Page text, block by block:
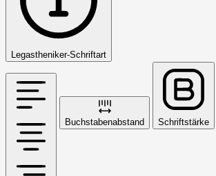
Legastheniker-Schriftart
Buchstabenabstand Schriftstärke